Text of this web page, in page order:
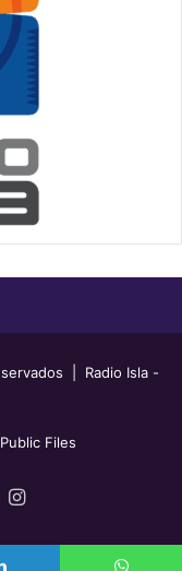
| Radio Isla -
Public Files
Instagram